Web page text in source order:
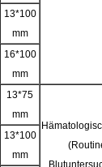
13*100
mm
16*100
mm
13*75
mm
13*100
mm